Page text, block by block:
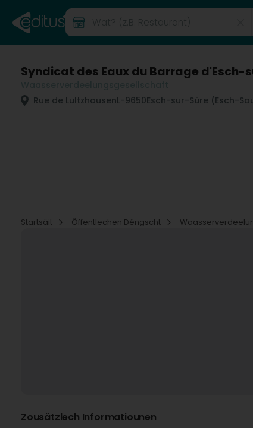
Syndicat des Eaux du Barrage d'Esch-
Rue de LultzhausenL-9650Esch-sur-Sûre (Esch-
Startsäit
Öffentlechen Déngscht
Zousätzlech Informatiounen